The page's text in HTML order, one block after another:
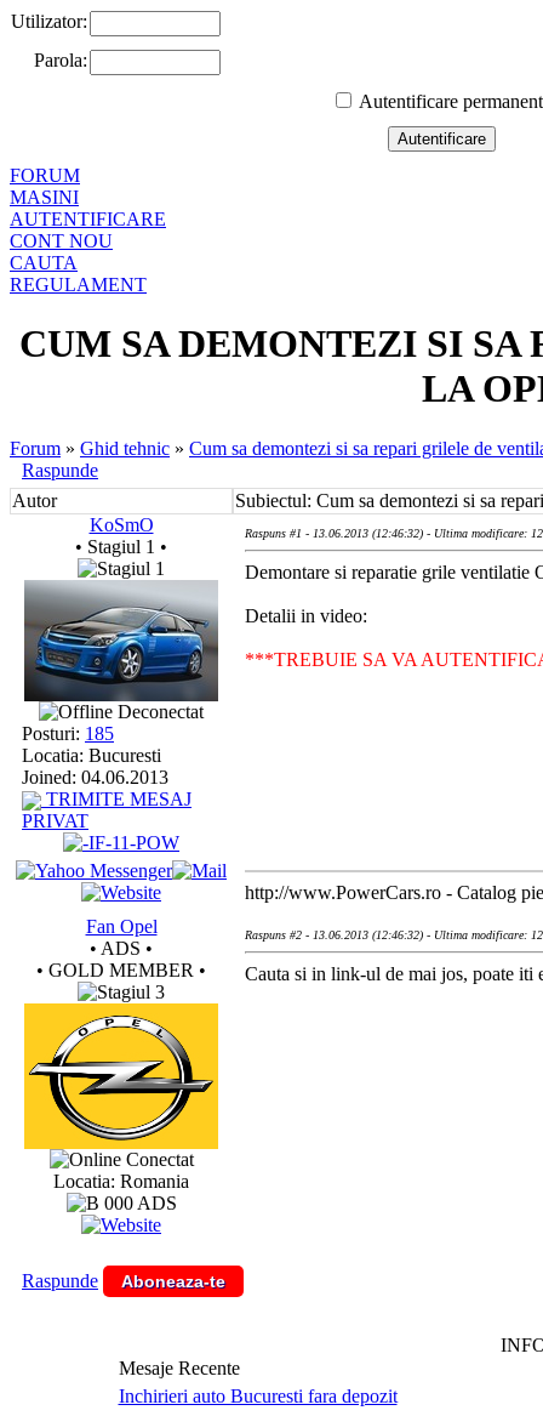
Utilizator:
Parola:
Autentificare
FORUM
MASINI
AUTENTIFICARE
CONT NOU
CAUTA
REGULAMENT
CUM SA DEMONTEZI SI
LA
Forum » Ghid tehnic » Cum sa demontezi si sa repari grilele de
Raspunde
Autor
Subiectul: Cum sa demontezi si sa
KoSmO
• Stagiul 1 •
Deconectat
Posturi: 185
Locatia: Bucuresti
Joined: 04.06.2013
TRIMITE MESAJ
PRIVAT
Raspuns #1 - 13.06.2013 (12:46:32) - Ultima modificare:
Demontare si reparatie grile ventilatie
Detalii in video:
***TREBUIE SA VA
http://www.PowerCars.ro - Catalog
Fan Opel
• ADS •
• GOLD MEMBER •
Conectat
Locatia: Romania
Raspuns #2 - 13.06.2013 (12:46:32) - Ultima modificare:
Cauta si in link-ul de mai jos, poate iti
Raspunde Aboneaza-te
Mesaje Recente
Inchirieri auto Bucuresti fara depozit